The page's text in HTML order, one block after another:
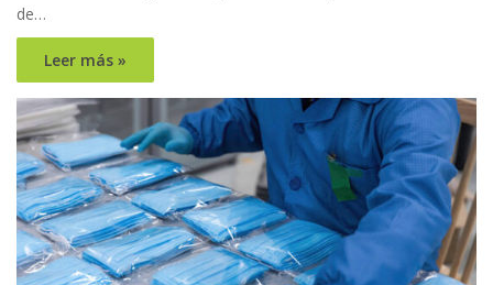
de…
Leer más »